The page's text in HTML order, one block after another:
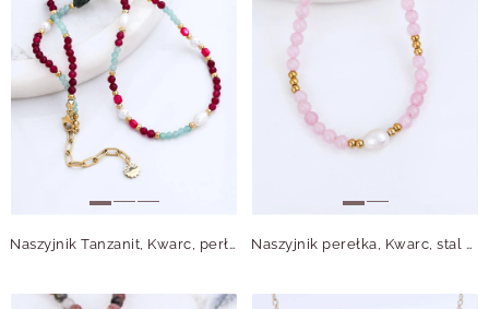
Naszyjnik Tanzanit, Kwarc, perły S316304Z00 Naszyjnik perełka, Kwarc, stal pozłacana S316176Z00